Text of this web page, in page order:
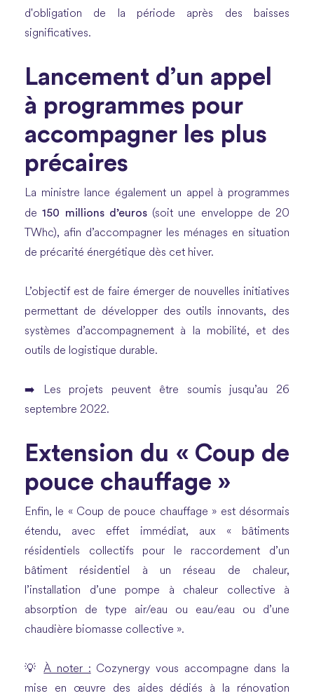
d'obligation de la période après des baisses
significatives.
Lancement d’un appel
à programmes pour
accompagner les plus
précaires
La ministre lance également un appel à programmes
de150 millions d’euros (soit une enveloppe de 20
TWhc), afin d’accompagner les ménages en situation
de précarité énergétique dès cet hiver.
L’objectif est de faire émerger de nouvelles initiatives
permettant de développer des outils innovants, des
systèmes d’accompagnement à la mobilité, et des
outils de logistique durable.
➡️
Les projets peuvent être soumis jusqu’au 26
septembre 2022.
Extension du « Coup de
pouce chauffage »
Enfin, le « Coup de pouce chauffage » est désormais
étendu, avec effet immédiat, aux « bâtiments
résidentiels collectifs pour le raccordement d’un
bâtiment résidentiel à un réseau de chaleur,
l’installation d’une pompe à chaleur collective à
absorption de type air/eau ou eau/eau ou d’une
chaudière biomasse collective ».
💡À noter : Cozynergy vous accompagne dans la
mise en œuvre des aides dédiés à la rénovation